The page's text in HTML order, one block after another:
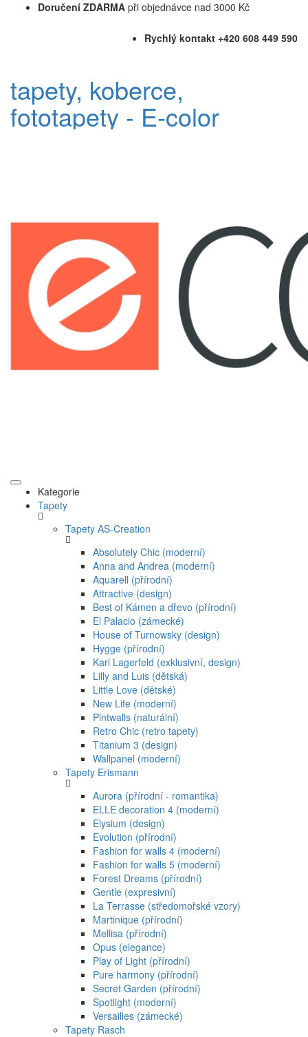
Doručení ZDARMA při objednávce nad 3000 Kč
Rychlý kontakt +420 608 449 590
tapety, koberce,
fototapety - E-color
Kategorie
Tapety
Tapety AS-Creation
Absolutely Chic (moderní)
Anna and Andrea (moderní)
Aquarell (přírodní)
Attractive (design)
Best of Kámen a dřevo (přírodní)
El Palacio (zámecké)
House of Turnowsky (design)
Hygge (přírodní)
Karl Lagerfeld (exklusivní, design)
Lilly and Luis (dětská)
Little Love (dětské)
New Life (moderní)
Pintwalls (naturální)
Retro Chic (retro tapety)
Titanium 3 (design)
Wallpanel (moderní)
Tapety Erismann
Aurora (přírodní - romantika)
ELLE decoration 4 (moderní)
Elysium (design)
Evolution (přírodní)
Fashion for walls 4 (moderní)
Fashion for walls 5 (moderní)
Forest Dreams (přírodní)
Gentle (expresivní)
La Terrasse (středomořské vzory)
Martinique (přírodní)
Mellisa (přírodní)
Opus (elegance)
Play of Light (přírodní)
Pure harmony (přírodní)
Secret Garden (přírodní)
Spotlight (moderní)
Versailles (zámecké)
Tapety Rasch